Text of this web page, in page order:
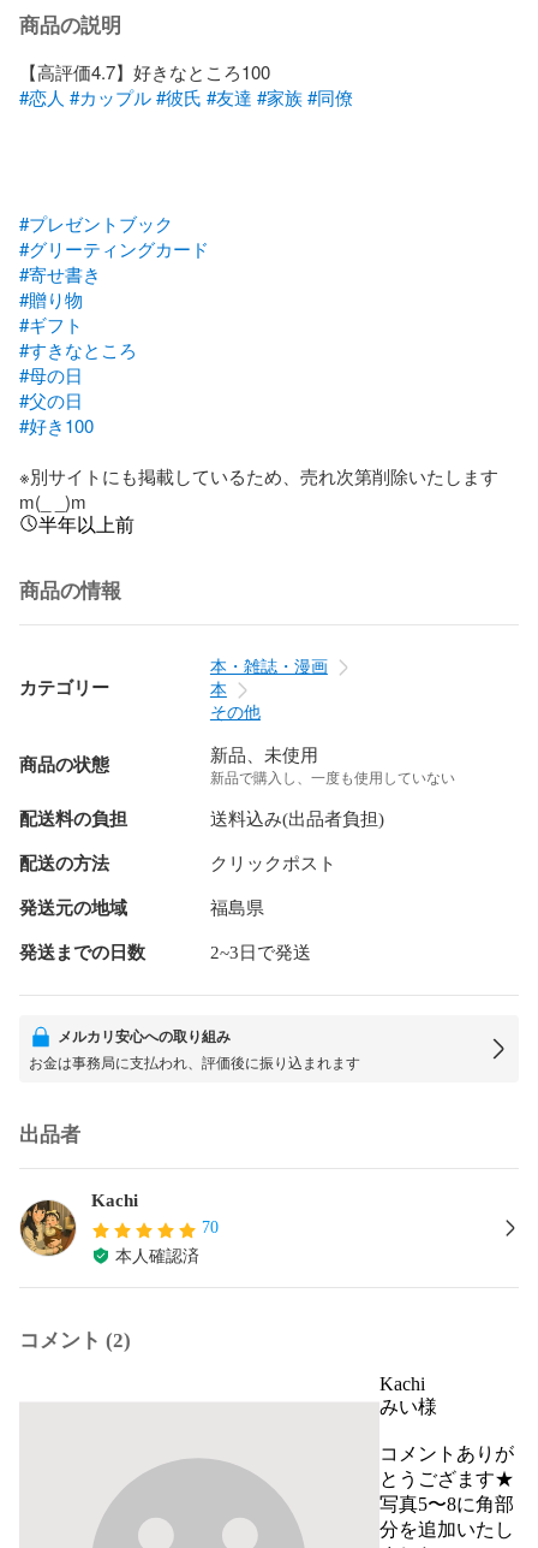
商品の説明
#恋人 #カップル#彼氏 #友達 #家族#同僚
#プレゼントブック
#グリーティングカード
#寄せ書き
#贈り物
#ギフト
#すきなところ
#母の日
#父の日
#好き100
※別サイトにも掲載しているため、売れ次第削除いたします
m(_ _)m
半年以上前
商品の情報
カテゴリー
本・雑誌・漫画
本
その他
商品の状態 新品、未使用
新品で購入し、一度も使用していない
配送料の負担 送料込み(出品者負担)
配送の方法 クリックポスト
発送元の地域 福島県
発送までの日数 2~3日で発送
メルカリ安心への取り組み
お金は事務局に支払われ、評価後に振り込まれます
出品者
Kachi
70
本人確認済
コメント (2)
Kachi
みい様
コメントありが
とうござます★
写真5〜8に角部
分を追加いたし